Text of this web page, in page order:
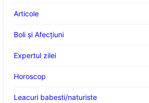
Articole
Boli și Afecțiuni
Expertul zilei
Horoscop
Leacuri babesti/naturiste